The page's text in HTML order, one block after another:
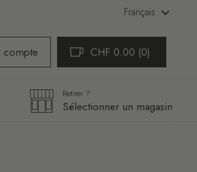
Langue
Français
compte Ouvrir le panier
Mon panier Total:
CHF 0.00 0
produit dans votre
Retirer ?
Sélectionner un magasin